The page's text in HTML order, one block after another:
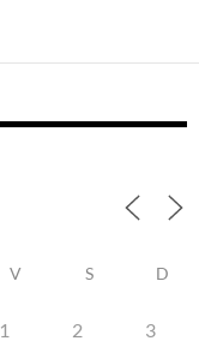
V S D
1 2 3